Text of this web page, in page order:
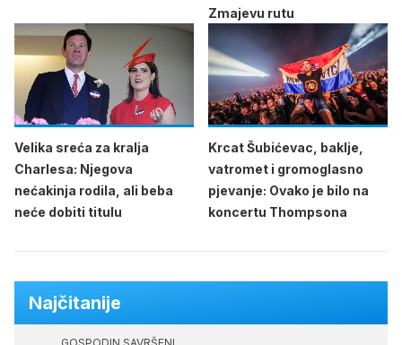
Zmajevu rutu
Velika sreća za kralja
Charlesa: Njegova
nećakinja rodila, ali beba
neće dobiti titulu
Krcat Šubićevac, baklje,
vatromet i gromoglasno
pjevanje: Ovako je bilo na
koncertu Thompsona
Najčitanije
GOSPODIN SAVRŠENI